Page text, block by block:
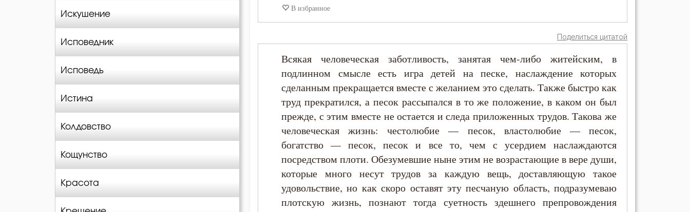
Искушение
Исповедник
Исповедь
Истина
Колдовство
Кощунство
Красота
В избранное
Поделиться цитатой
Всякая человеческая заботливость, занятая чем-либо житейским, в
подлинном смысле есть игра детей на песке, наслаждение которых
сделанным прекращается вместе с желанием это сделать. Также быстро как
труд прекратился, а песок рассыпался в то же положение, в каком он был
прежде, с этим вместе не остается и следа приложенных трудов. Такова же
человеческая жизнь: честолюбие — песок, властолюбие — песок,
богатство — песок, песок и все то, чем с усердием наслаждаются
посредством плоти. Обезумевшие ныне этим не возрастающие в вере души,
которые много несут трудов за каждую вещь, доставляющую такое
удовольствие, но как скоро оставят эту песчаную область, подразумеваю
плотскую жизнь, познают тогда суетность здешнего препровождения